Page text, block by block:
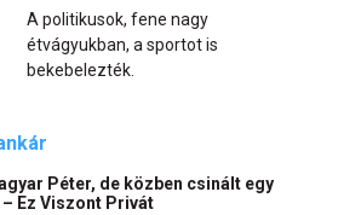
A politikusok, fene nagy
étvágyukban, a sportot is
bekebelezték.
Péter, de közben csinált egy
Ez Viszont Privát